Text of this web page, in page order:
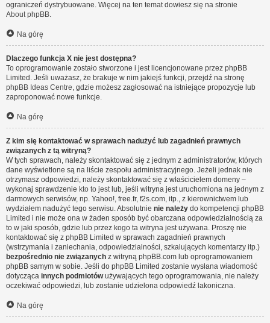
ograniczeń dystrybuowane. Więcej na ten temat dowiesz się na stronie
About phpBB.
Na górę
Dlaczego funkcja X nie jest dostępna?
To oprogramowanie zostało stworzone i jest licencjonowane przez phpBB
Limited. Jeśli uważasz, że brakuje w nim jakiejś funkcji, przejdź na stronę
phpBB Ideas Centre, gdzie możesz zagłosować na istniejące propozycje lub
zaproponować nowe funkcje.
Na górę
Z kim się kontaktować w sprawach nadużyć lub zagadnień prawnych
związanych z tą witryną?
W tych sprawach, należy skontaktować się z jednym z administratorów, których
dane wyświetlone są na liście zespołu administracyjnego. Jeżeli jednak nie
otrzymasz odpowiedzi, należy skontaktować się z właścicielem domeny –
wykonaj sprawdzenie kto to jestlub, jeśli witryna jest uruchomiona na jednym z
darmowych serwisów, np. Yahoo!, free.fr, f2s.com, itp., z kierownictwem lub
wydziałem nadużyć tego serwisu. Absolutnie nie należy do kompetencji phpBB
Limited i nie może ona w żaden sposób być obarczana odpowiedzialnością za
to w jaki sposób, gdzie lub przez kogo ta witryna jest używana. Proszę nie
kontaktować się z phpBB Limited w sprawach zagadnień prawnych
(wstrzymania i zaniechania, odpowiedzialności, szkalujących komentarzy itp.)
bezpośrednio nie związanych z witryną phpBB.com lub oprogramowaniem
phpBB samym w sobie. Jeśli do phpBB Limited zostanie wysłana wiadomość
dotycząca innych podmiotówużywających tego oprogramowania, nie należy
oczekiwać odpowiedzi, lub zostanie udzielona odpowiedź lakoniczna.
Na górę